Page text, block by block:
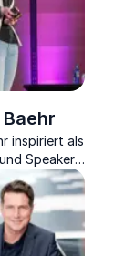
inspiriert als
Speakerin
Impulsen zu
&